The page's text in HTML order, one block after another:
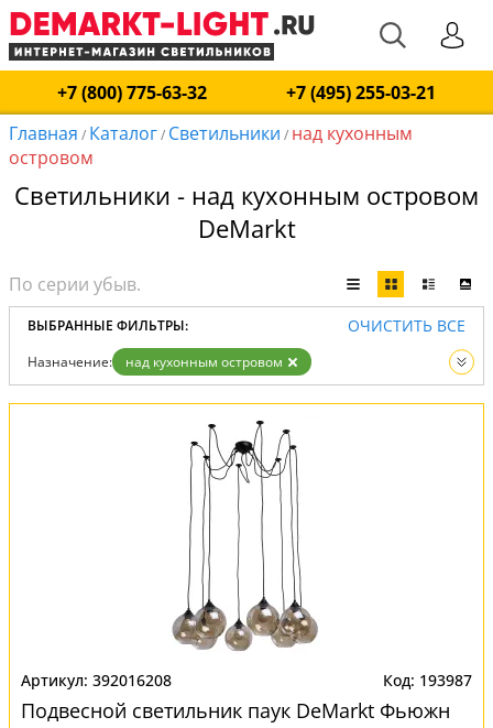
+7 (800) 775-63-32
+7 (495) 255-03-21
Главная / Каталог/ Светильники / над кухонным
островом
Светильники - над кухонным островом
DeMarkt
ВЫБРАННЫЕ ФИЛЬТРЫ: ОЧИСТИТЬ ВСЕ
Назначение:
над кухонным островом
Вид:
Светильники
392016208 193987
Подвесной светильник паук DeMarkt Фьюжн